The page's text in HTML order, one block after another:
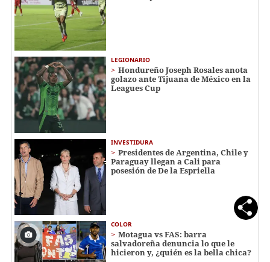
LEGIONARIO
Hondureño Joseph Rosales anota
golazo ante Tijuana de México en la
Leagues Cup
INVESTIDURA
Presidentes de Argentina, Chile y
Paraguay llegan a Cali para
posesión de De la Espriella
COLOR
Motagua vs FAS: barra
salvadoreña denuncia lo que le
hicieron y, ¿quién es la bella chica?